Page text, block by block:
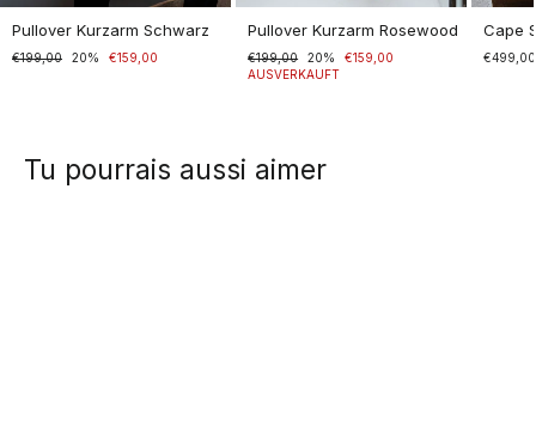
Pullover Kurzarm Schwarz
Normaler
€199,00
Sonderpreis20% €159,00
Pullover Kurzarm Rosewood
Normaler
Preis
€199,00
Sonderpreis20%
€159,00
AUSVERKAUFT
Cape
€499,00
Tu pourrais aussi aimer